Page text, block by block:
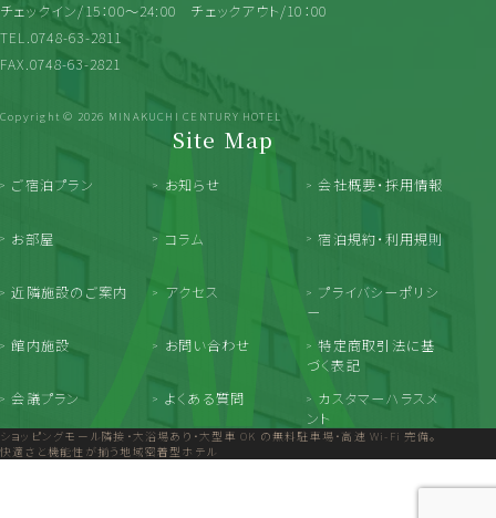
チェックイン/15：00～24:00
チェックアウト/10：00
TEL.0748-63-2811
FAX.0748-63-2821
Copyright © 2026 MINAKUCHI CENTURY HOTEL
Site Map
ご宿泊プラン
お部屋
近隣施設のご案内
館内施設
会議プラン
お知らせ
コラム
アクセス
お問い合わせ
よくある質問
会社概要・採用情報
宿泊規約・利用規則
プライバシーポリシ
ー
特定商取引法に基
づく表記
カスタマーハラスメ
ント
ショッピングモール隣接・大浴場あり・大型車 OK の無料駐車場・高速 Wi-Fi 完備。
快適さと機能性が揃う地域密着型ホテル